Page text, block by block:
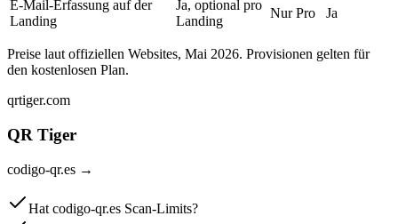
E-Mail-Erfassung auf der
Landing
Ja, optional pro
Landing
Nur Pro Ja
Preise laut offiziellen Websites, Mai 2026. Provisionen gelten für
den kostenlosen Plan.
qrtiger.com
QR Tiger
codigo-qr.es →
Hat codigo-qr.es Scan-Limits?